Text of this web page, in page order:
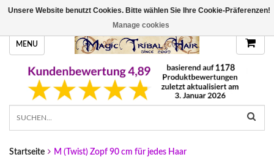
HANDGEFERTIGTE HAARTEILE, DEINE FARBE
MENU
Startseite M (Twist) Zopf 90 cm für jedes Haar
Unsere Website benutzt Cookies. Bitte wählen Sie Ihre Cookie-Präferenzen!
Manage cookies